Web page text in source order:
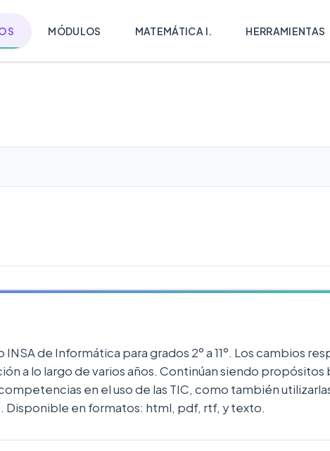
MÓDULOS MATEMÁTICA I. HERRAMIENTAS
de Informática para grados 2º a 11º. Los cambios
a lo largo de varios años. Continúan siendo
en el uso de las TIC, como también
Disponible en formatos: html, pdf, rtf, y texto.